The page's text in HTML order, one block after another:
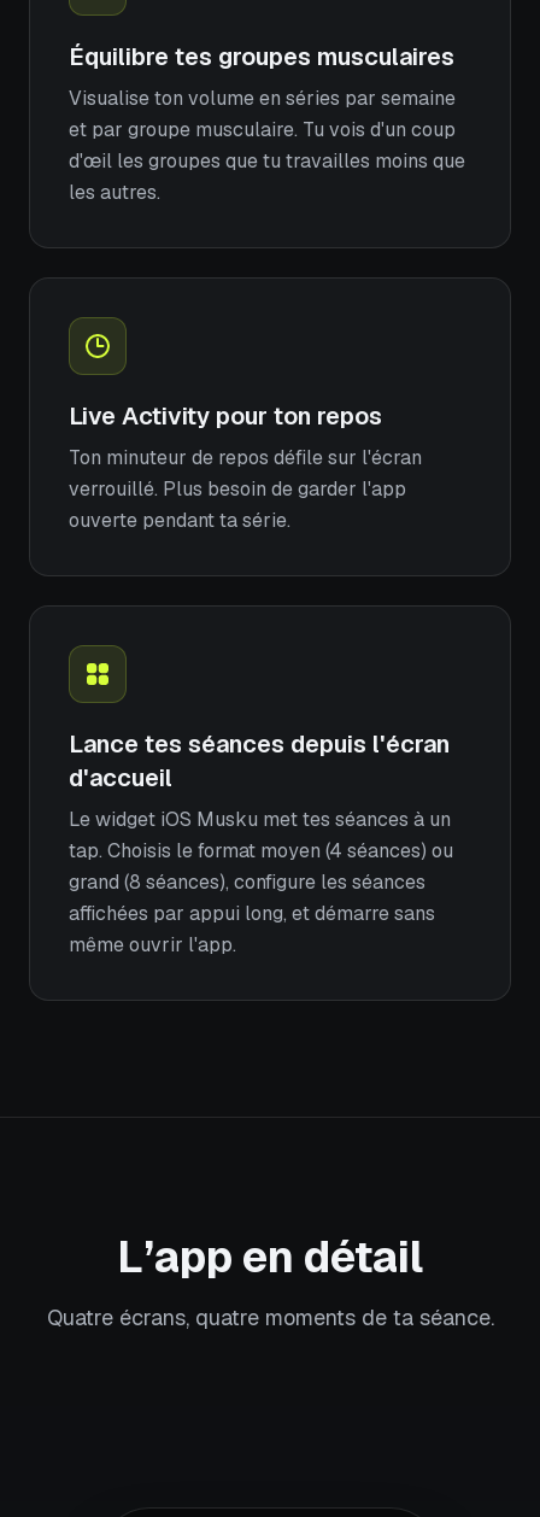
Équilibre tes groupes musculaires
Visualise ton volume en séries par semaine
et par groupe musculaire. Tu vois d'un coup
d'œil les groupes que tu travailles moins que
les autres.
Live Activity pour ton repos
Ton minuteur de repos défile sur l'écran
verrouillé. Plus besoin de garder l'app
ouverte pendant ta série.
Lance tes séances depuis l'écran
d'accueil
Le widget iOS Musku met tes séances à un
tap. Choisis le format moyen (4 séances) ou
grand (8 séances), configure les séances
affichées par appui long, et démarre sans
même ouvrir l'app.
L’app en détail
Quatre écrans, quatre moments de ta séance.